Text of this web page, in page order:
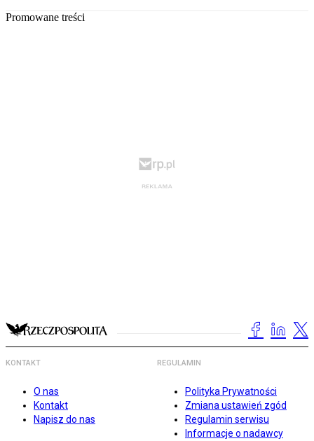
Promowane treści
KONTAKT
O nas
Kontakt
Napisz do nas
REGULAMIN
Polityka Prywatności
Zmiana ustawień zgód
Regulamin serwisu
Informacje o nadawcy